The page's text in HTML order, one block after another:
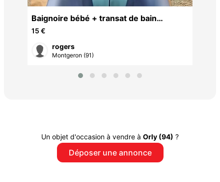
Baignoire bébé + transat de bain
Thermobaby " Daphne "
15 €
rogers
Montgeron (91)
Un objet d'occasion à vendre à Orly (94) ?
Déposer une annonce